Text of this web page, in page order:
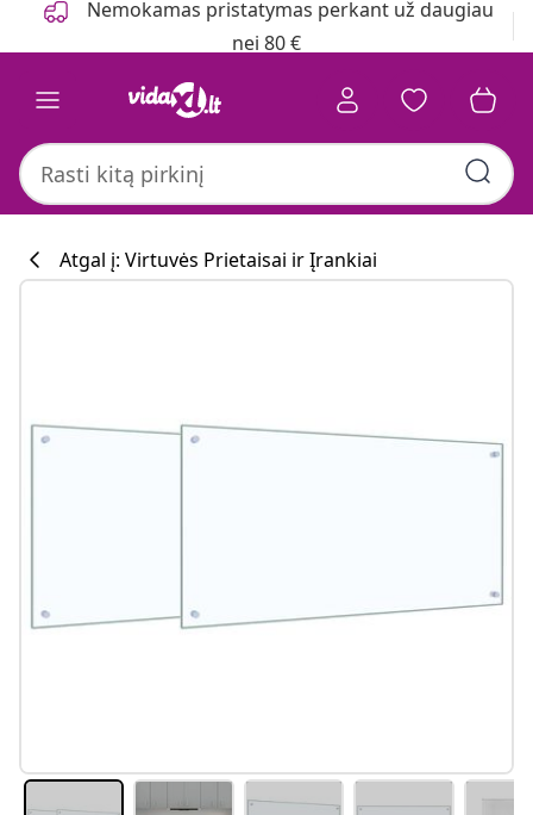
Nemokamas pristatymas perkant už daugiau
nei 80 €
Atgal į: Virtuvės Prietaisai ir Įrankiai